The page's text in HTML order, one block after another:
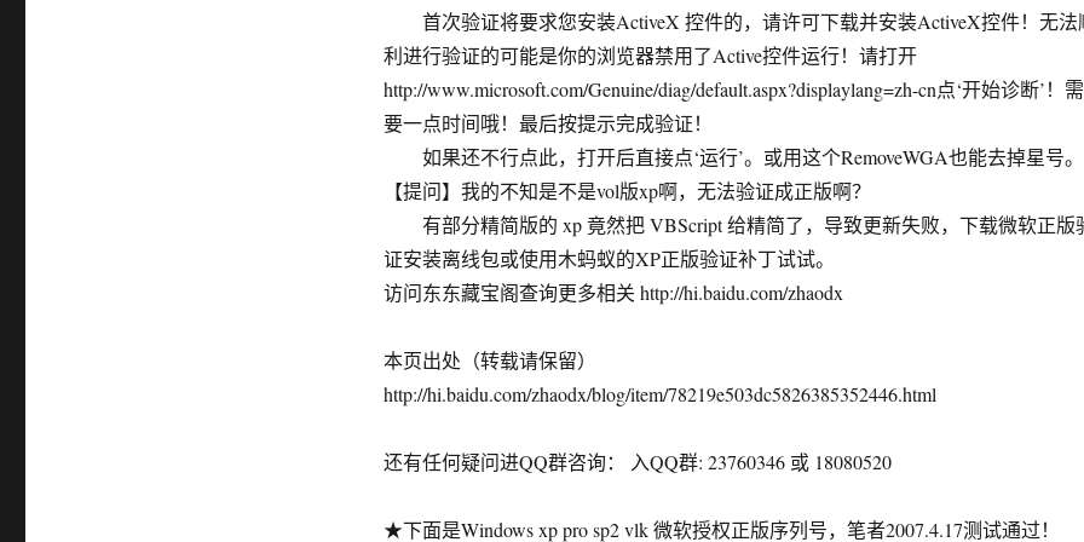
首次验证将要求您安装ActiveX 控件的，请许可下载并安装ActiveX控件！无法
利进行验证的可能是你的浏览器禁用了Active控件运行！请打开
http://www.microsoft.com/Genuine/diag/default.aspx?displaylang=zh-cn点‘开始诊断’！需
要一点时间哦！最后按提示完成验证！
如果还不行点此，打开后直接点‘运行’。或用这个RemoveWGA也能去掉星号。
【提问】我的不知是不是vol版xp啊，无法验证成正版啊？
有部分精简版的 xp 竟然把 VBScript 给精简了，导致更新失败，下载微软正版
证安装离线包或使用木蚂蚁的XP正版验证补丁试试。
访问东东藏宝阁查询更多相关 http://hi.baidu.com/zhaodx
本页出处（转载请保留）
http://hi.baidu.com/zhaodx/blog/item/78219e503dc5826385352446.html
还有任何疑问进QQ群咨询： 入QQ群: 23760346 或 18080520
★下面是Windows xp pro sp2 vlk 微软授权正版序列号，笔者2007.4.17测试通过！